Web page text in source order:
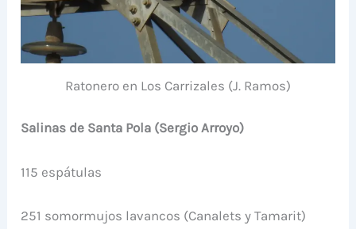
Ratonero en Los Carrizales (J. Ramos)
Salinas de Santa Pola (Sergio Arroyo)
115 espátulas
251 somormujos lavancos (Canalets y Tamarit)